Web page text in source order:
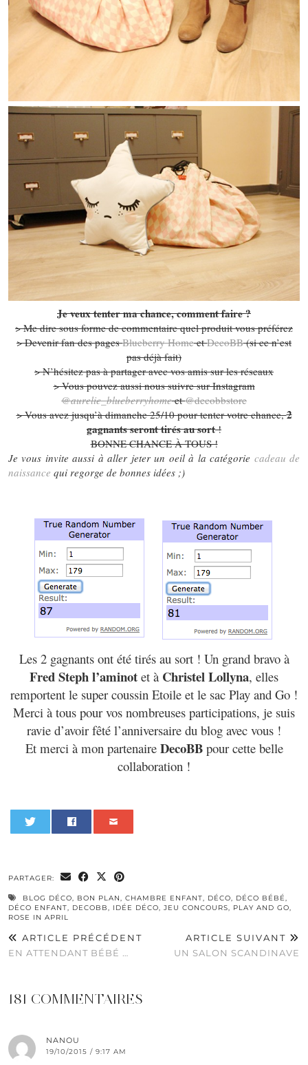
Je veux tenter ma chance, comment faire ?
> Me dire sous forme de commentaire quel produit vous préférez
> Devenir fan des pagesBlueberry HomeetDecoBB(si ce n’est
pas déjà fait)
> N’hésitez pas à partager avec vos amis sur les réseaux
> Vous pouvez aussi nous suivre sur Instagram
@aurelie_blueberryhomeet@decobbstore
> Vous avez jusqu’à dimanche 25/10 pour tenter votre chance,2
gagnants seront tirés au sort!
BONNE CHANCE À TOUS !
Je vous invite aussi à aller jeter un oeil à la catégorie cadeau de
naissance qui regorge de bonnes idées ;)
Les 2 gagnants ont été tirés au sort ! Un grand bravo à
Fred Steph l’aminot et à Christel Lollyna, elles
remportent le super coussin Etoile et le sac Play and Go !
Merci à tous pour vos nombreuses participations, je suis
ravie d’avoir fêté l’anniversaire du blog avec vous !
Et merci à mon partenaire DecoBBpour cette belle
collaboration !
PARTAGER:
BLOG DÉCO, BON PLAN, CHAMBRE ENFANT, DÉCO, DÉCO BÉBÉ,
DÉCO ENFANT, DECOBB, IDÉE DÉCO, JEU CONCOURS, PLAY AND GO,
ROSE IN APRIL
ARTICLE PRÉCÉDENT
EN ATTENDANT BÉBÉ …
ARTICLE SUIVANT
UN SALON SCANDINAVE
181 COMMENTAIRES
NANOU
19/10/2015 / 9:17 AM